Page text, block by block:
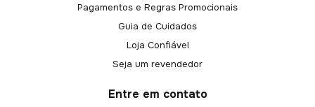
Pagamentos e Regras Promocionais
Guia de Cuidados
Loja Confiável
Seja um revendedor
Entre em contato